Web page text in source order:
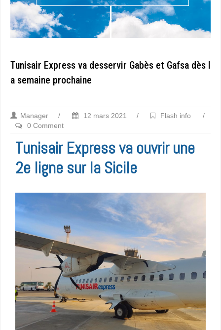
Tunisair Express va desservir Gabès et Gafsa dès l
a semaine prochaine
Manager / 12 mars 2021 / Flash info
/
0 Comment
Tunisair Express va ouvrir une
2e ligne sur la Sicile